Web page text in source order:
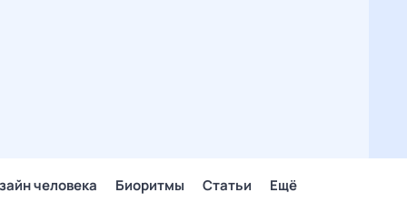
человека Биоритмы Статьи Ещё